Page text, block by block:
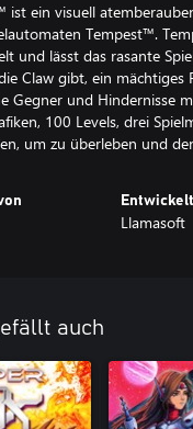
ist ein visuell
Tempest™.
und lässt das rasante
Claw gibt, ein mächtiges
Gegner und Hindernisse
100 Levels, drei
um zu überleben und
Llamasoft
auch